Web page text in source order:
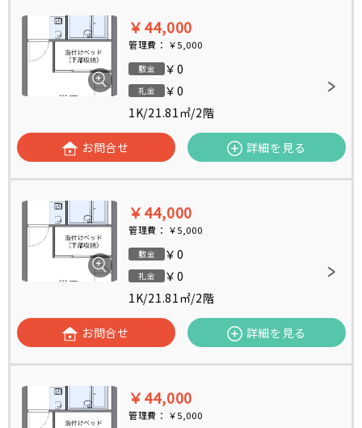
￥44,000
管理費： ￥5,000
敷金 ￥0
礼金
￥0
1K/21.81㎡/2階
お問合せ 詳細を見る
￥44,000
管理費： ￥5,000
敷金 ￥0
礼金
￥0
1K/21.81㎡/2階
お問合せ 詳細を見る
￥44,000
管理費： ￥5,000